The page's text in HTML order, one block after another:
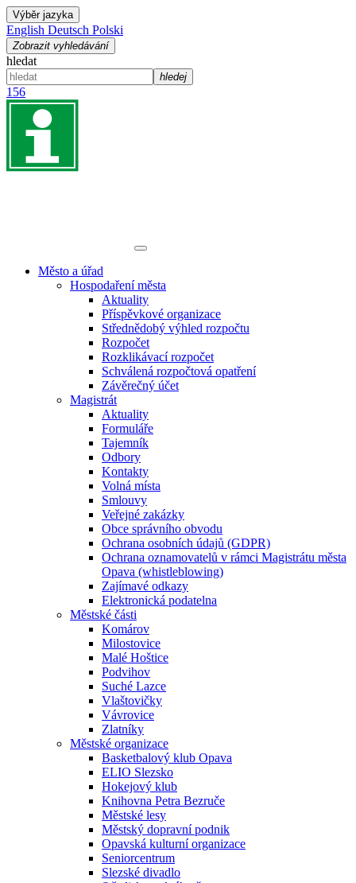
Výběr jazyka
English Deutsch Polski
Zobrazit vyhledávání
hledat
hledej
156
Město a úřad
Hospodaření města
Aktuality
Příspěvkové organizace
Střednědobý výhled rozpočtu
Rozpočet
Rozklikávací rozpočet
Schválená rozpočtová opatření
Závěrečný účet
Magistrát
Aktuality
Formuláře
Tajemník
Odbory
Kontakty
Volná místa
Smlouvy
Veřejné zakázky
Obce správního obvodu
Ochrana osobních údajů (GDPR)
Ochrana oznamovatelů v rámci Magistrátu města
Opava (whistleblowing)
Zajímavé odkazy
Elektronická podatelna
Městské části
Komárov
Milostovice
Malé Hoštice
Podvihov
Suché Lazce
Vlaštovičky
Vávrovice
Zlatníky
Městské organizace
Basketbalový klub Opava
ELIO Slezsko
Hokejový klub
Knihovna Petra Bezruče
Městské lesy
Městský dopravní podnik
Opavská kulturní organizace
Seniorcentrum
Slezské divadlo